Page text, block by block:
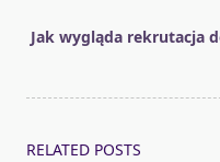
reader-
Jak wygląda rekrutacja
RELATED POSTS